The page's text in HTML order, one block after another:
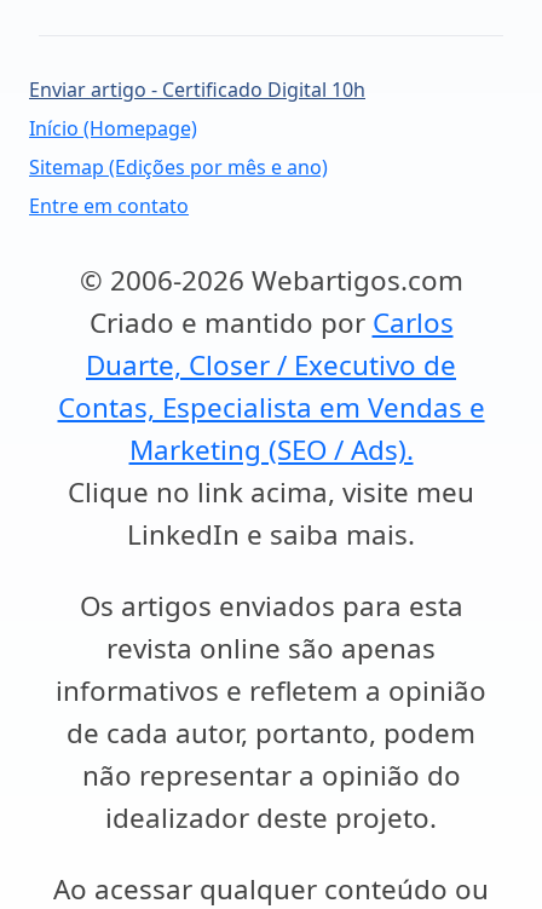
Enviar artigo - Certificado Digital 10h
Início (Homepage)
Sitemap (Edições por mês e ano)
Entre em contato
© 2006-2026 Webartigos.com
Criado e mantido por Carlos
Duarte, Closer / Executivo de
Contas, Especialista em Vendas e
Marketing (SEO / Ads).
Clique no link acima, visite meu
LinkedIn e saiba mais.
Os artigos enviados para esta
revista online são apenas
informativos e refletem a opinião
de cada autor, portanto, podem
não representar a opinião do
idealizador deste projeto.
Ao acessar qualquer conteúdo ou